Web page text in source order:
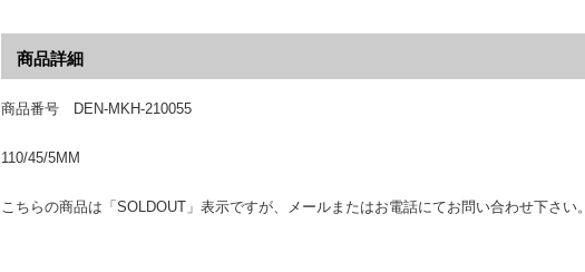
商品詳細
商品番号 DEN-MKH-210055
110/45/5MM
こちらの商品は「SOLDOUT」表示ですが、メールまたはお電話にてお問い合わせ下さい。